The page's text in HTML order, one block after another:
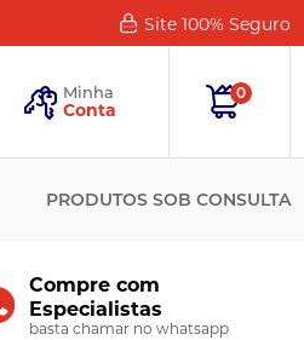
Site 100% Seguro
Minha
Conta
Senha?
Novo
CADASTRAR
0
PRODUTOS SOB CONSULTA
Compre com
Especialistas
basta chamar no whatsapp